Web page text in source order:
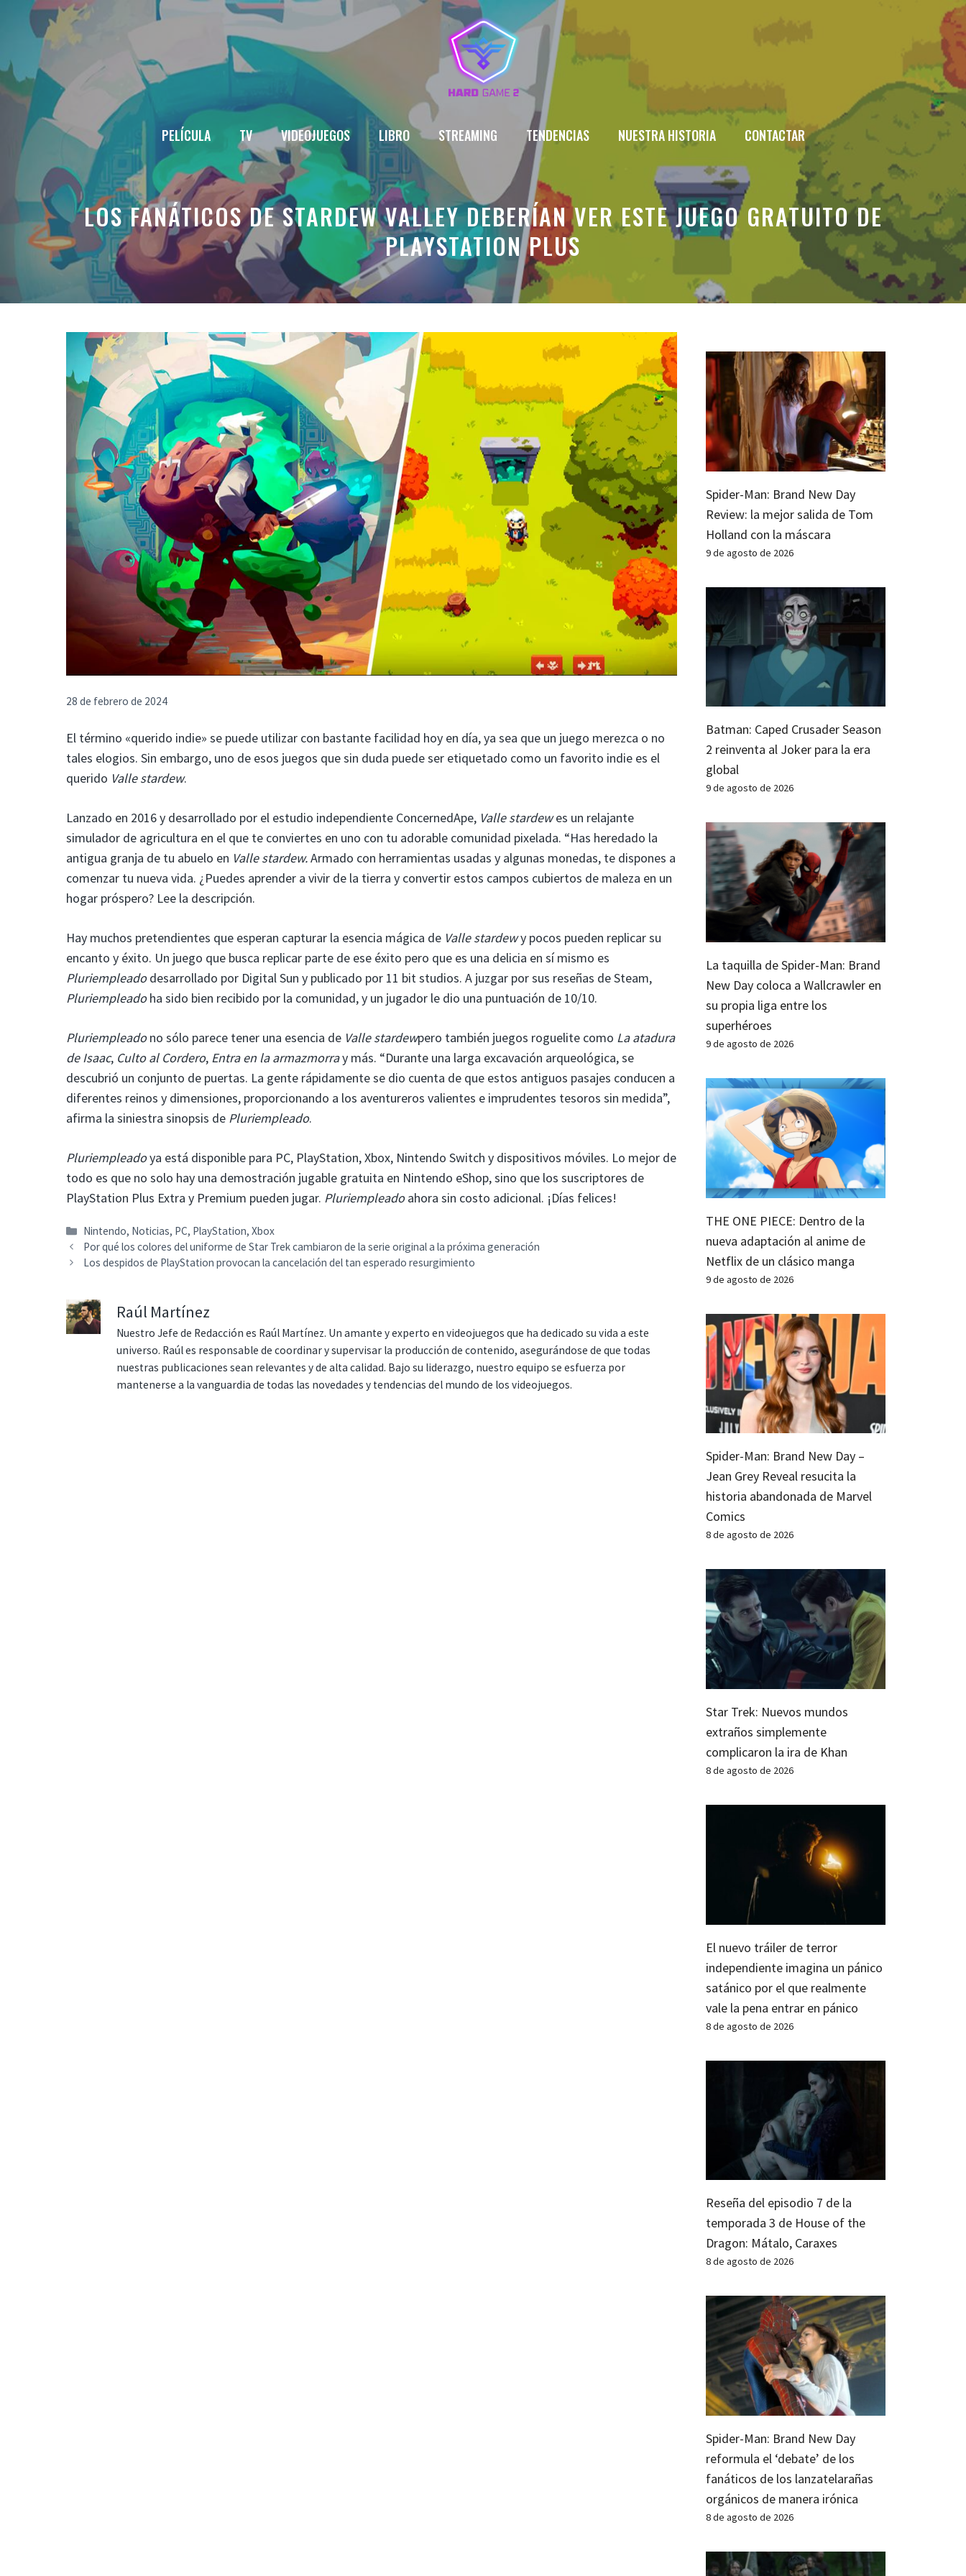
Saltar
contenido
PELÍCULA TV VIDEOJUEGOS LIBRO STREAMING TENDENCIAS NUESTRA HISTORIA CONTACTAR
LOS FANÁTICOS DE STARDEW VALLEY DEBERÍAN VER ESTE JUEGO GRATUITO DE
PLAYSTATION PLUS
28 de febrero de 2024
El término «querido indie» se puede utilizar con bastante facilidad hoy en día, ya sea que un juego merezca o no
tales elogios. Sin embargo, uno de esos juegos que sin duda puede ser etiquetado como un favorito indie es el
querido Valle stardew.
Lanzado en 2016 y desarrollado por el estudio independiente ConcernedApe, Valle stardewes un relajante
simulador de agricultura en el que te conviertes en uno con tu adorable comunidad pixelada. “Has heredado la
antigua granja de tu abuelo en Valle stardew.Armado con herramientas usadas y algunas monedas, te dispones a
comenzar tu nueva vida. ¿Puedes aprender a vivir de la tierra y convertir estos campos cubiertos de maleza en un
hogar próspero? Lee la descripción.
Hay muchos pretendientes que esperan capturar la esencia mágica de Valle stardewy pocos pueden replicar su
encanto y éxito. Un juego que busca replicar parte de ese éxito pero que es una delicia en sí mismo es
Pluriempleadodesarrollado por Digital Sun y publicado por 11 bit studios. A juzgar por sus reseñas de Steam,
Pluriempleadoha sido bien recibido por la comunidad, y un jugador le dio una puntuación de 10/10.
Pluriempleadono sólo parece tener una esencia de Valle stardewpero también juegos roguelite como La atadura
de Isaac, Culto al Cordero, Entra en la armazmorray más. “Durante una larga excavación arqueológica, se
descubrió un conjunto de puertas. La gente rápidamente se dio cuenta de que estos antiguos pasajes conducen a
diferentes reinos y dimensiones, proporcionando a los aventureros valientes e imprudentes tesoros sin medida”,
afirma la siniestra sinopsis de Pluriempleado.
Pluriempleadoya está disponible para PC, PlayStation, Xbox, Nintendo Switch y dispositivos móviles. Lo mejor de
todo es que no solo hay una demostración jugable gratuita en Nintendo eShop, sino que los suscriptores de
PlayStation Plus Extra y Premium pueden jugar. Pluriempleadoahora sin costo adicional. ¡Días felices!
Categorías
Nintendo, Noticias, PC, PlayStation,Xbox
Por qué los colores del uniforme de Star Trek cambiaron de la serie original a la próxima generación
Los despidos de PlayStation provocan la cancelación del tan esperado resurgimiento
Raúl Martínez
Nuestro Jefe de Redacción es Raúl Martínez. Un amante y experto en videojuegos que ha dedicado su vida a este
universo. Raúl es responsable de coordinar y supervisar la producción de contenido, asegurándose de que todas
nuestras publicaciones sean relevantes y de alta calidad. Bajo su liderazgo, nuestro equipo se esfuerza por
mantenerse a la vanguardia de todas las novedades y tendencias del mundo de los videojuegos.
Spider-Man: Brand New Day
Review: la mejor salida de Tom
Holland con la máscara
9 de agosto de 2026
Batman: Caped Crusader Season
2 reinventa al Joker para la era
global
9 de agosto de 2026
La taquilla de Spider-Man: Brand
New Day coloca a Wallcrawler en
su propia liga entre los
superhéroes
9 de agosto de 2026
THE ONE PIECE: Dentro de la
nueva adaptación al anime de
Netflix de un clásico manga
9 de agosto de 2026
Spider-Man: Brand New Day –
Jean Grey Reveal resucita la
historia abandonada de Marvel
Comics
8 de agosto de 2026
Star Trek: Nuevos mundos
extraños simplemente
complicaron la ira de Khan
8 de agosto de 2026
El nuevo tráiler de terror
independiente imagina un pánico
satánico por el que realmente
vale la pena entrar en pánico
8 de agosto de 2026
Reseña del episodio 7 de la
temporada 3 de House of the
Dragon: Mátalo, Caraxes
8 de agosto de 2026
Spider-Man: Brand New Day
reformula el ‘debate’ de los
fanáticos de los lanzatelarañas
orgánicos de manera irónica
8 de agosto de 2026